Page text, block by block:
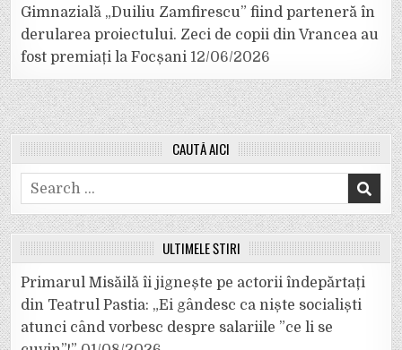
Gimnazială „Duiliu Zamfirescu” fiind parteneră în
derularea proiectului. Zeci de copii din Vrancea au
fost premiați la Focșani 12/06/2026
CAUTĂ AICI
Search
for:
ULTIMELE ȘTIRI
Primarul Misăilă îi jignește pe actorii îndepărtați
din Teatrul Pastia: „Ei gândesc ca niște socialiști
atunci când vorbesc despre salariile ”ce li se